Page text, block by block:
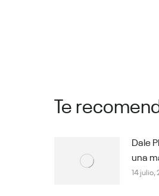
Te
Dale
una
14 julio,